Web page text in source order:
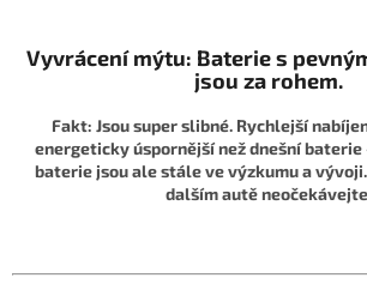
Vyvrácení mýtu: Baterie s
jsou za rohem.
Fakt: Jsou super slibné. Rychlejší
energeticky úspornější než dnešní
baterie jsou ale stále ve výzkumu a
dalším autě